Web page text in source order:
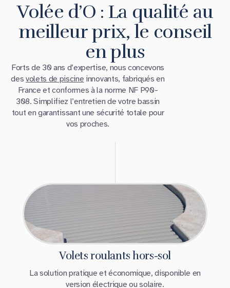
Volée d’O : La qualité au
meilleur prix, le conseil
en plus
Forts de 30 ans d’expertise, nous concevons
des volets de piscine innovants, fabriqués en
France et conformes à la norme NF P90-
308. Simplifiez l’entretien de votre bassin
tout en garantissant une sécurité totale pour
vos proches.
Volets roulants hors-sol
La solution pratique et économique, disponible en
version électrique ou solaire.